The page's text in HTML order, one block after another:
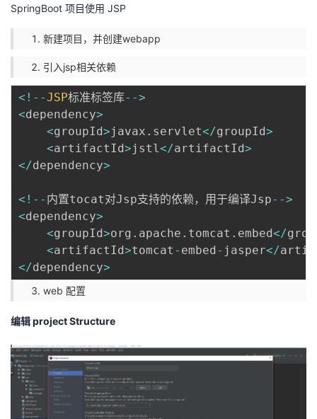
SpringBoot 项目使用 JSP
新建项目，并创建webapp
引入jsp相关依赖
< ! --JSP标准标签库-->
<dependency>
<groupId>javax . servlet</groupId>
<artifactId>jstl </artifactId>
</dependency>
< ! -- 内置tocat对Jsp支持的依赖，用于编译Jsp-->
<dependency>
<groupId>org . apache . tomcat . embed</
<artifactId>tomcat - embed - jasper</
</dependency>
web 配置
编辑 project Structure